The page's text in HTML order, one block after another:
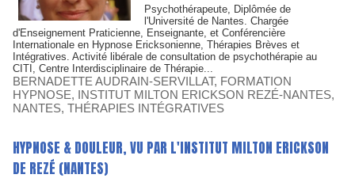
Psychothérapeute, Diplômée de
l'Université de Nantes. Chargée
d'Enseignement Praticienne, Enseignante, et Conférencière
Internationale en Hypnose Ericksonienne, Thérapies Brèves et
Intégratives. Activité libérale de consultation de psychothérapie au
CITI, Centre Interdisciplinaire de Thérapie...
BERNADETTE AUDRAIN-SERVILLAT, FORMATION
HYPNOSE, INSTITUT MILTON ERICKSON REZÉ-NANTES,
NANTES, THÉRAPIES INTÉGRATIVES
HYPNOSE & DOULEUR, VU PAR L'INSTITUT MILTON ERICKSON
DE REZÉ (NANTES)